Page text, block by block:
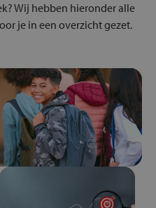
Wij hebben hieronder alle
je in een overzicht gezet.